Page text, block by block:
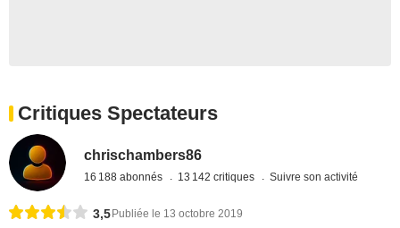
Critiques Spectateurs
chrischambers86
16 188 abonnés 13 142 critiques Suivre son activité
3,5 Publiée le 13 octobre 2019